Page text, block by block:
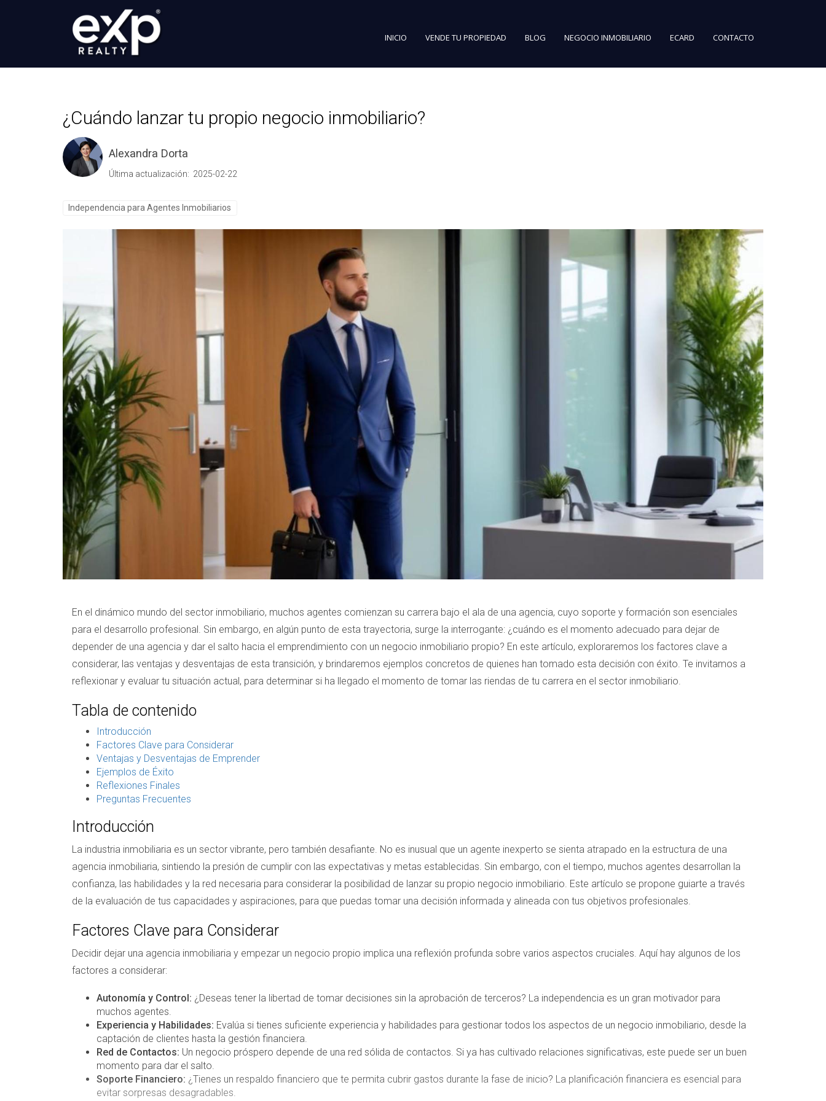
INICIO VENDE TU PROPIEDAD BLOG NEGOCIO INMOBILIARIO ECARD CONTACTO
¿Cuándo lanzar tu propio negocio inmobiliario?
Alexandra Dorta
Última actualización: 2025-02-22
Independencia para Agentes Inmobiliarios
En el dinámico mundo del sector inmobiliario, muchos agentes comienzan su carrera bajo el ala de una agencia, cuyo soporte y formación son esenciales
para el desarrollo profesional. Sin embargo, en algún punto de esta trayectoria, surge la interrogante: ¿cuándo es el momento adecuado para dejar de
depender de una agencia y dar el salto hacia el emprendimiento con un negocio inmobiliario propio? En este artículo, exploraremos los factores clave a
considerar, las ventajas y desventajas de esta transición, y brindaremos ejemplos concretos de quienes han tomado esta decisión con éxito. Te invitamos a
reflexionar y evaluar tu situación actual, para determinar si ha llegado el momento de tomar las riendas de tu carrera en el sector inmobiliario.
Tabla de contenido
Introducción
Factores Clave para Considerar
Ventajas y Desventajas de Emprender
Ejemplos de Éxito
Reflexiones Finales
Preguntas Frecuentes
Introducción
La industria inmobiliaria es un sector vibrante, pero también desafiante. No es inusual que un agente inexperto se sienta atrapado en la estructura de una
agencia inmobiliaria, sintiendo la presión de cumplir con las expectativas y metas establecidas. Sin embargo, con el tiempo, muchos agentes desarrollan la
confianza, las habilidades y la red necesaria para considerar la posibilidad de lanzar su propio negocio inmobiliario. Este artículo se propone guiarte a través
de la evaluación de tus capacidades y aspiraciones, para que puedas tomar una decisión informada y alineada con tus objetivos profesionales.
Factores Clave para Considerar
Decidir dejar una agencia inmobiliaria y empezar un negocio propio implica una reflexión profunda sobre varios aspectos cruciales. Aquí hay algunos de los
factores a considerar:
Autonomía y Control: ¿Deseas tener la libertad de tomar decisiones sin la aprobación de terceros? La independencia es un gran motivador para
muchos agentes.
Experiencia y Habilidades: Evalúa si tienes suficiente experiencia y habilidades para gestionar todos los aspectos de un negocio inmobiliario, desde la
captación de clientes hasta la gestión financiera.
Red de Contactos: Un negocio próspero depende de una red sólida de contactos. Si ya has cultivado relaciones significativas, este puede ser un buen
momento para dar el salto.
Soporte Financiero: ¿Tienes un respaldo financiero que te permita cubrir gastos durante la fase de inicio? La planificación financiera es esencial para
evitar sorpresas desagradables.